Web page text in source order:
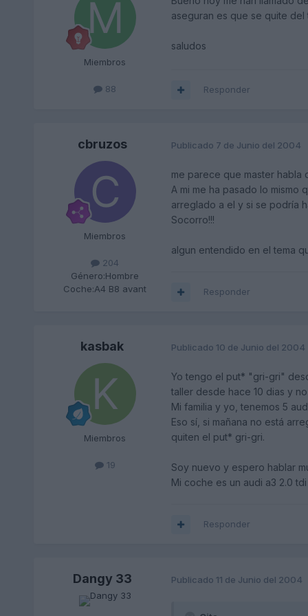
Miembros
88
aseguran es que se quite
saludos
Responder
cbruzos
Miembros
204
Género:Hombre
Coche:A4 B8 avant
Publicado 7 de Junio del 2004
me parece que master habla
A mi me ha pasado lo
arreglado a el y si se podría
Socorro!!!
algun entendido en el tema
Responder
kasbak
Miembros
19
Publicado 10 de Junio del 2004
Yo tengo el put* "gri-gri"
taller desde hace 10 dias y
Mi familia y yo, tenemos 5
Eso sí, si mañana no está
quiten el put* gri-gri.
Soy nuevo y espero hablar
Mi coche es un audi a3 2.0
Responder
Dangy 33 Publicado 11 de Junio del 2004